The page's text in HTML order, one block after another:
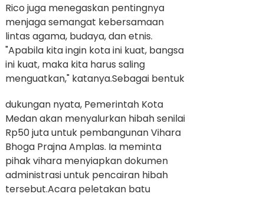
Rico juga menegaskan pentingnya
menjaga semangat kebersamaan
lintas agama, budaya, dan etnis.
"Apabila kita ingin kota ini kuat, bangsa
ini kuat, maka kita harus saling
menguatkan," katanya.Sebagai bentuk
dukungan nyata, Pemerintah Kota
Medan akan menyalurkan hibah senilai
Rp50 juta untuk pembangunan Vihara
Bhoga Prajna Amplas. Ia meminta
pihak vihara menyiapkan dokumen
administrasi untuk pencairan hibah
tersebut.Acara peletakan batu